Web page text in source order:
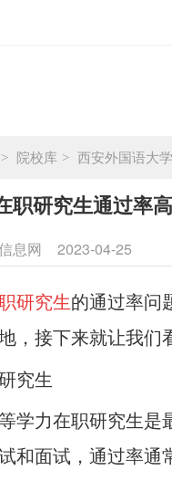
> 院校库 > 西安外国语大学
职研究生通过率
息网 2023-04-25
研究生的通过率问
，接下来就让我们
究生
学力在职研究生
和面试，通过率通